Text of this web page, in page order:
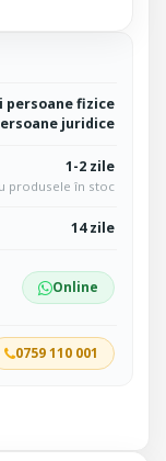
persoane fizice
juridice
1-2 zile
produsele în stoc
14 zile
Online
0759 110 001